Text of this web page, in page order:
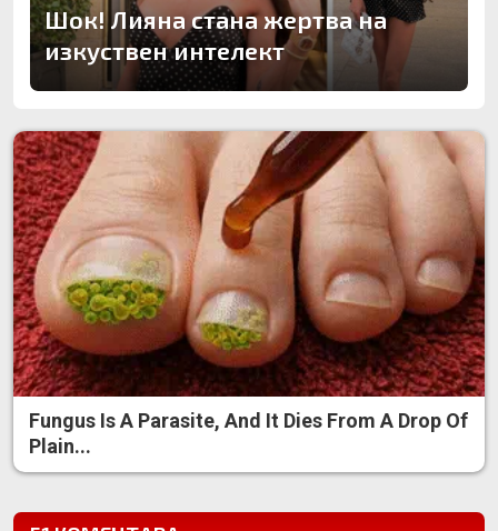
Шок! Лияна стана жертва на
изкуствен интелект
Fungus Is A Parasite, And It Dies From A Drop Of
Plain...